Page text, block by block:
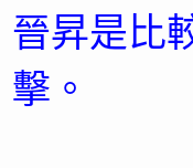
晉昇是比
擊。